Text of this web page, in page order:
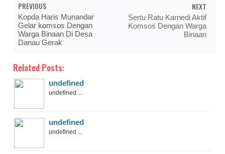
PREVIOUS
Kopda Haris Munandar
Gelar komsos Dengan
Warga Binaan Di Desa
Danau Gerak
NEXT
Sertu Ratu Karnedi Aktif
Komsos Dengan Warga
Binaan
Related Posts:
undefined
undefined ...
undefined
undefined ...